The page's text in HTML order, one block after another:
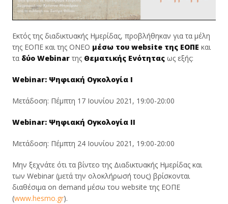
Εκτός της διαδικτυακής Ημερίδας, προβλήθηκαν για τα μέλη
της ΕΟΠΕ και της ΟΝΕΟ μέσω του website της ΕΟΠΕ και
τα δύο Webinar της Θεματικής Ενότητας ως εξής:
Webinar: Ψηφιακή Ογκολογία Ι
Μετάδοση: Πέμπτη 17 Ιουνίου 2021, 19:00-20:00
Webinar: Ψηφιακή Ογκολογία ΙI
Μετάδοση: Πέμπτη 24 Ιουνίου 2021, 19:00-20:00
Μην ξεχνάτε ότι τα βίντεο της Διαδικτυακής Ημερίδας και
των Webinar (μετά την ολοκλήρωσή τους) βρίσκονται
διαθέσιμα on demand μέσω του website της ΕΟΠΕ
(www.hesmo.gr).